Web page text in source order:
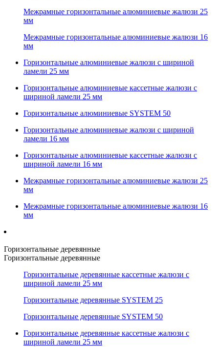
Межрамные горизонтальные алюминиевые жалюзи 25
мм
Межрамные горизонтальные алюминиевые жалюзи 16
мм
Горизонтальные алюминиевые жалюзи с шириной
ламели 25 мм
Горизонтальные алюминиевые кассетные жалюзи с
шириной ламели 25 мм
Горизонтальные алюминиевые SYSTEM 50
Горизонтальные алюминиевые жалюзи с шириной
ламели 16 мм
Горизонтальные алюминиевые кассетные жалюзи с
шириной ламели 16 мм
Межрамные горизонтальные алюминиевые жалюзи 25
мм
Межрамные горизонтальные алюминиевые жалюзи 16
мм
Горизонтальные деревянные
Горизонтальные деревянные
Горизонтальные деревянные кассетные жалюзи с
шириной ламели 25 мм
Горизонтальные деревянные SYSTEM 25
Горизонтальные деревянные SYSTEM 50
Горизонтальные деревянные кассетные жалюзи с
шириной ламели 25 мм